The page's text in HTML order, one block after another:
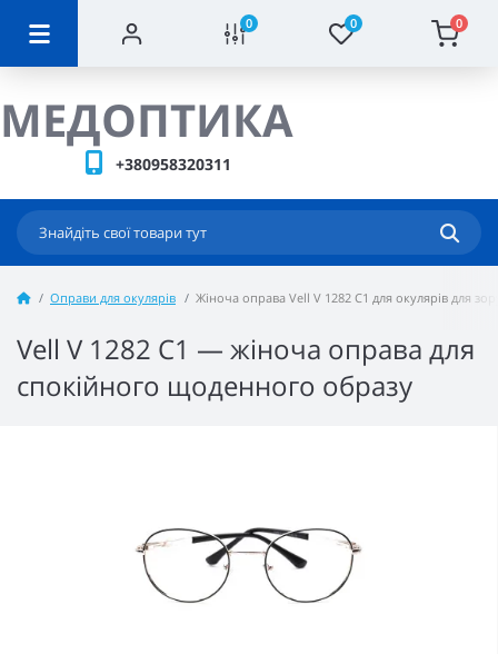
0 0 0
МЕДОПТИКА
+380958320311
Оправи для окулярів Жіноча оправа Vell V 1282 C1 для окулярів для
Vell V 1282 C1 — жіноча оправа для
спокійного щоденного образу